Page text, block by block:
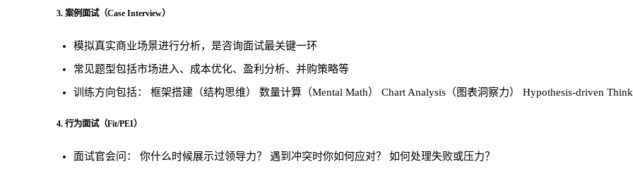
3. 案例面试（Case Interview）
模拟真实商业场景进行分析，是咨询面试最关键一环
常见题型包括市场进入、成本优化、盈利分析、并购策略等
训练方向包括： 框架搭建（结构思维） 数量计算（Mental Math） Chart Analysis（图表洞察力） Hypothesis-driven
4. 行为面试（Fit/PEI）
面试官会问： 你什么时候展示过领导力？ 遇到冲突时你如何应对？ 如何处理失败或压力？